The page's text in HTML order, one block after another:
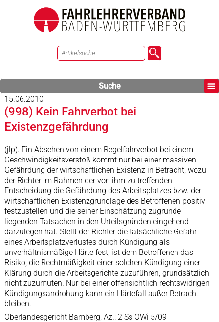
Suche
15.06.2010
(998) Kein Fahrverbot bei
Existenzgefährdung
(jlp). Ein Absehen von einem Regelfahrverbot bei einem
Geschwindigkeitsverstoß kommt nur bei einer massiven
Gefährdung der wirtschaftlichen Existenz in Betracht, wozu
der Richter im Rahmen der von ihm zu treffenden
Entscheidung die Gefährdung des Arbeitsplatzes bzw. der
wirtschaftlichen Existenzgrundlage des Betroffenen positiv
festzustellen und die seiner Einschätzung zugrunde
liegenden Tatsachen in den Urteilsgründen eingehend
darzulegen hat. Stellt der Richter die tatsächliche Gefahr
eines Arbeitsplatzverlustes durch Kündigung als
unverhältnismäßige Härte fest, ist dem Betroffenen das
Risiko, die Rechtmäßigkeit einer solchen Kündigung einer
Klärung durch die Arbeitsgerichte zuzuführen, grundsätzlich
nicht zuzumuten. Nur bei einer offensichtlich rechtswidrigen
Kündigungsandrohung kann ein Härtefall außer Betracht
bleiben.
Oberlandesgericht Bamberg, Az.: 2 Ss OWi 5/09